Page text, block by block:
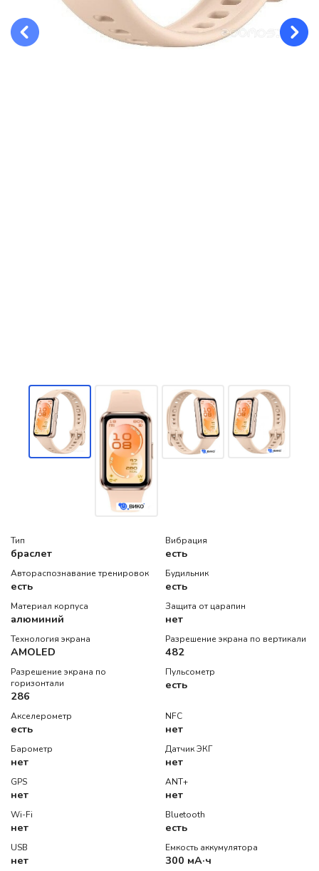
Тип
браслет
Вибрация
есть
Автораспознавание тренировок
есть
Будильник
есть
Материал корпуса
алюминий
Защита от царапин
нет
Технология экрана
AMOLED
Разрешение экрана по вертикали
482
Разрешение экрана по
горизонтали
286
Пульсометр
есть
Акселерометр
есть
NFC
нет
Барометр
нет
Датчик ЭКГ
нет
GPS
нет
ANT+
нет
Wi-Fi
нет
Bluetooth
есть
USB
нет
Емкость аккумулятора
300 мА·ч